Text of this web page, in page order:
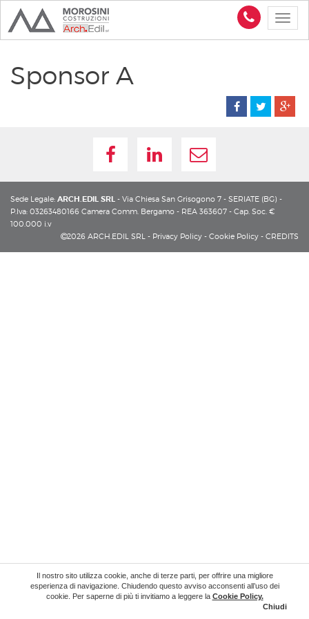
Sponsor A
Sede Legale: ARCH.EDIL SRL - Via Chiesa San Grisogono 7 - SERIATE (BG) -
P.Iva: 03263480166 Camera Comm. Bergamo - REA 363607 - Cap. Soc. €
100.000 i.v
2026 ARCH.EDIL SRL - Privacy Policy - Cookie Policy - CREDITS
Il nostro sito utilizza cookie, anche di terze parti, per offrire una migliore
esperienza di navigazione. Chiudendo questo avviso acconsenti all’uso dei
cookie. Per saperne di più ti invitiamo a leggere la Cookie Policy.
Chiudi